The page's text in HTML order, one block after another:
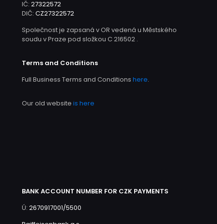
IČ: 27322572
DIČ: CZ27322572
Společnost je zapsaná v OR vedená u Městského
soudu v Praze pod složkou C 216502 .
Terms and Conditions
Full Business Terms and Conditions here.
Our old website is here
BANK ACCOUNT NUMBER FOR CZK PAYMENTS
Ú: 2670917001/5500